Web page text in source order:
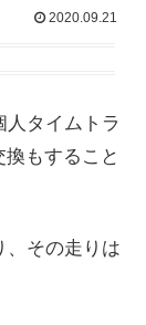
2020.09.21
タイムトラ
もすること
、その走りは